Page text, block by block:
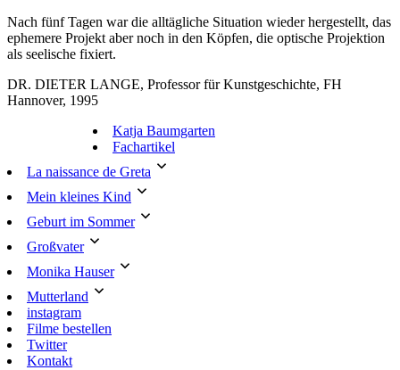
Nach fünf Tagen war die alltägliche Situation wieder hergestellt, das
ephemere Projekt aber noch in den Köpfen, die optische Projektion
als seelische fixiert.
DR. DIETER LANGE, Professor für Kunstgeschichte, FH
Hannover, 1995
Katja Baumgarten
Fachartikel
La naissance de Greta
Mein kleines Kind
Geburt im Sommer
Großvater
Monika Hauser
Mutterland
instagram
Filme bestellen
Twitter
Kontakt